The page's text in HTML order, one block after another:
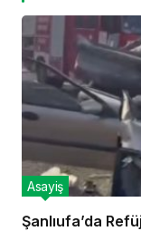
Şanlıufa’da
Asayiş